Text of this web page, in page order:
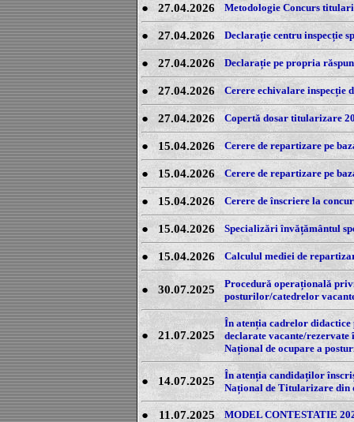
● 27.04.2026 Metodologie Concurs
● 27.04.2026 Declarație centru inspecție
● 27.04.2026 Declarație pe propria
● 27.04.2026 Cerere echivalare inspecție
● 27.04.2026 Copertă dosar titularizare
● 15.04.2026 Cerere de repartizare pe
● 15.04.2026 Cerere de repartizare pe
● 15.04.2026 Cerere de înscriere la
●15.04.2026 Specializări învățământul
●15.04.2026 Calculul mediei de
● 30.07.2025
Procedură operațională
posturilor/catedrelor
● 21.07.2025
În atenția cadrelor
declarate vacante/
Național de ocupare a
● 14.07.2025
În atenția candidaților
Național de Titularizare din
● 11.07.2025 MODEL CONTESTATIE